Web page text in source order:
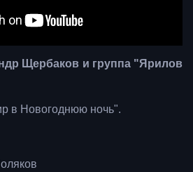
Щербаков и группа "Ярилов
в Новогоднюю ночь".